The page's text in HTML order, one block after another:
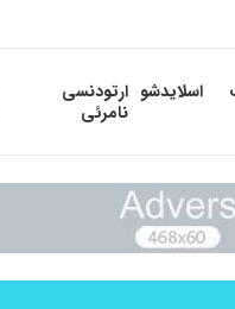
اسلایدشو ارتودنسی
نامرئی